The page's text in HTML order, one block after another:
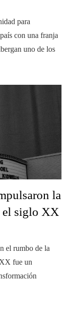
para
con una franja
uno de los
la
el siglo XX
el rumbo de la
fue un